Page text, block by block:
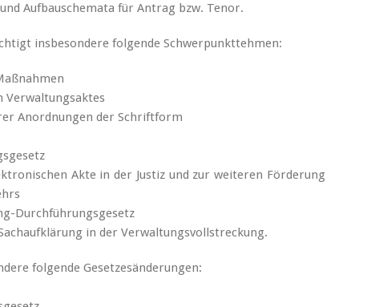
Aufbauschemata für Antrag bzw. Tenor.
insbesondere folgende Schwerpunkttehmen:
Verwaltungsaktes
Anordnungen der Schriftform
Akte in der Justiz und zur weiteren Förderung
Durchführungsgesetz
in der Verwaltungsvollstreckung.
folgende Gesetzesänderungen: